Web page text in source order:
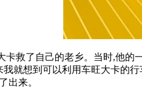
救了自己的老乡。当时,他
就想到可以利用车旺大卡的
出来。